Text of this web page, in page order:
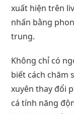
xuất hiện trên
nhấn bằng
trung.
Không chỉ có
biết cách chăm
xuyên thay đổi
cá tính năng